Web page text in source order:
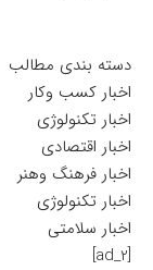
دسته بندی مطالب
اخبار کسب وکار
اخبار تکنولوژی
اخبار اقتصادی
اخبار فرهنگ وهنر
اخبار تکنولوژی
اخبار سلامتی
[ad_2]